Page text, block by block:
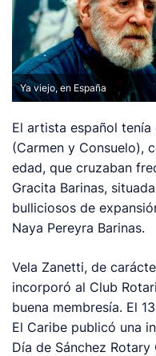
Ya viejo, en España
El artista español
(Carmen y Consuelo),
edad, que cruzaban
Gracita Barinas,
bulliciosos de
Naya Pereyra Barinas.
Vela Zanetti, de
incorporó al Club
buena membresía. El
El Caribe publicó una
Día de Sánchez